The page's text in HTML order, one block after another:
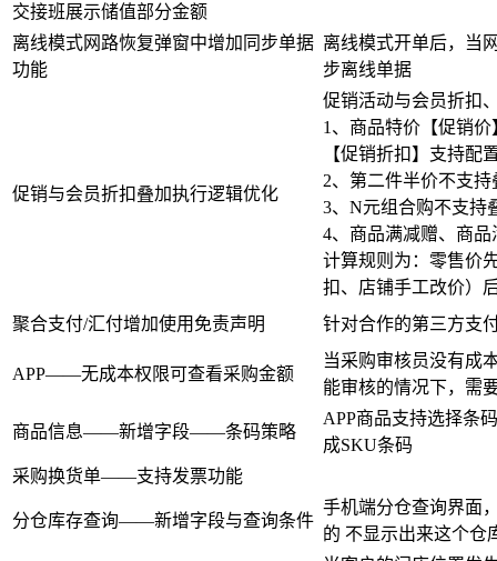
交接班展示储值部分金额
离线模式网路恢复弹窗中增加同步单据
功能
离线模式开单后，当
步离线单据
促销与会员折扣叠加执行逻辑优化
促销活动与会员折扣
1、商品特价【促销
【促销折扣】支持配
2、第二件半价不支
3、N元组合购不支持
4、商品满减赠、商
计算规则为：零售价
扣、店铺手工改价）
聚合支付/汇付增加使用免责声明
针对合作的第三方支
APP——无成本权限可查看采购金额
当采购审核员没有成
能审核的情况下，需
商品信息——新增字段——条码策略
APP商品支持选择条
成SKU条码
采购换货单——支持发票功能
分仓库存查询——新增字段与查询条件
手机端分仓查询界面
的 不显示出来这个仓